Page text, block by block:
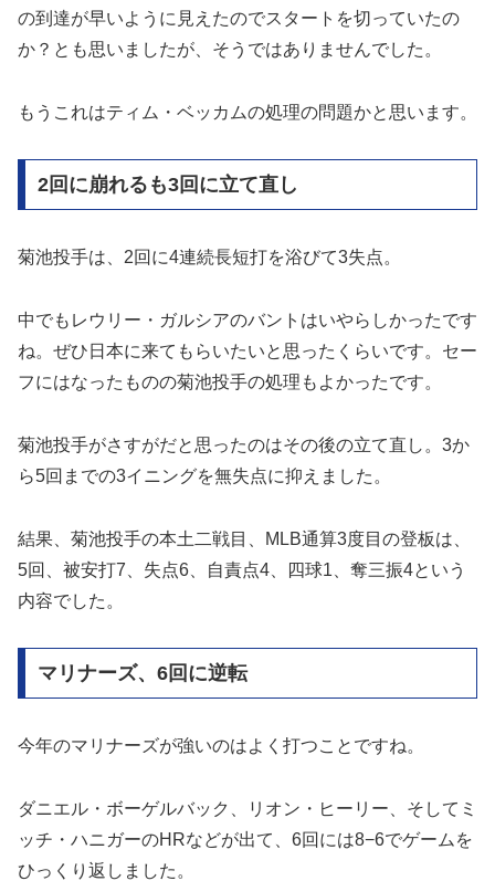
の到達が早いように見えたのでスタートを切っていたの
か？とも思いましたが、そうではありませんでした。
もうこれはティム・ベッカムの処理の問題かと思います。
2回に崩れるも3回に立て直し
菊池投手は、2回に4連続長短打を浴びて3失点。
中でもレウリー・ガルシアのバントはいやらしかったです
ね。ぜひ日本に来てもらいたいと思ったくらいです。セー
フにはなったものの菊池投手の処理もよかったです。
菊池投手がさすがだと思ったのはその後の立て直し。3か
ら5回までの3イニングを無失点に抑えました。
結果、菊池投手の本土二戦目、MLB通算3度目の登板は、
5回、被安打7、失点6、自責点4、四球1、奪三振4という
内容でした。
マリナーズ、6回に逆転
今年のマリナーズが強いのはよく打つことですね。
ダニエル・ボーゲルバック、リオン・ヒーリー、そしてミ
ッチ・ハニガーのHRなどが出て、6回には8−6でゲームを
ひっくり返しました。